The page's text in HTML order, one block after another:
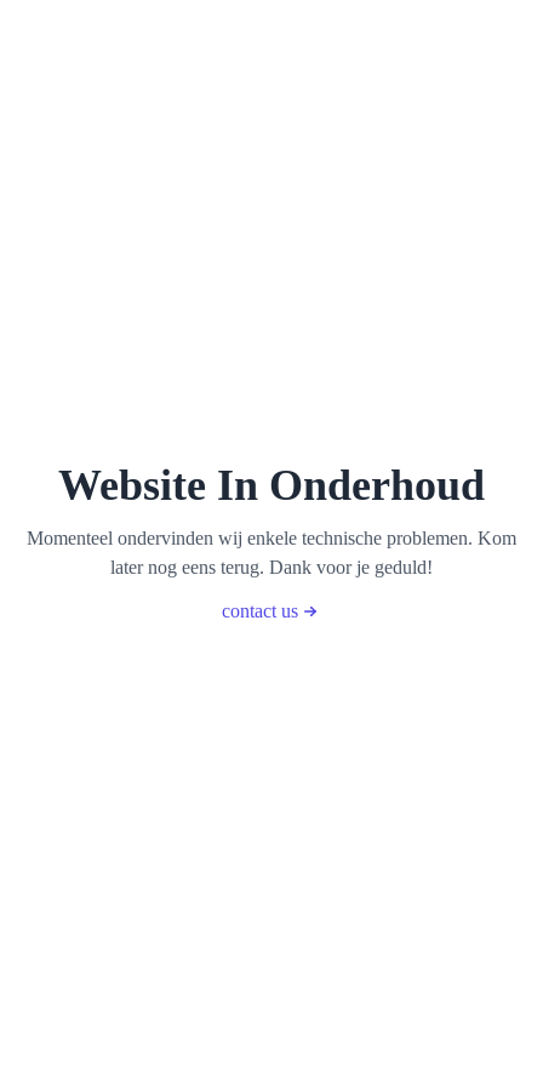
Website In Onderhoud
Momenteel ondervinden wij enkele technische problemen. Kom
later nog eens terug. Dank voor je geduld!
contact us